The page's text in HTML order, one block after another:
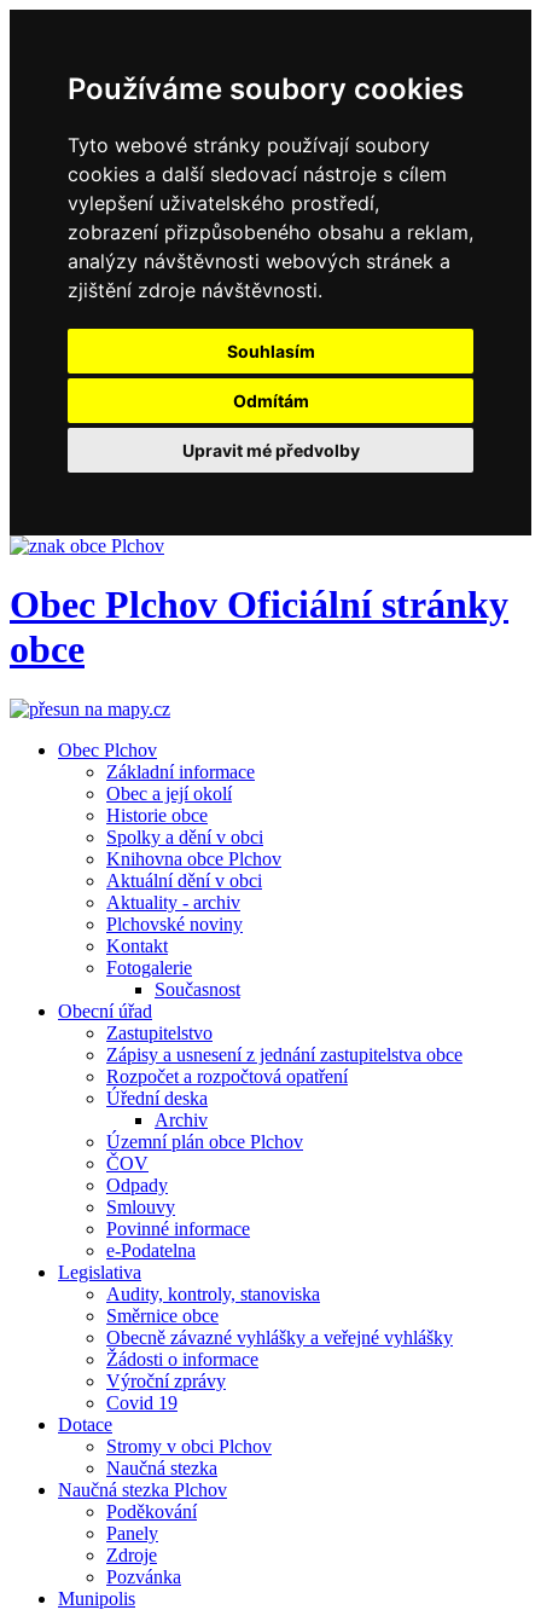
Používáme soubory cookies
Tyto webové stránky používají soubory
cookies a další sledovací nástroje s cílem
vylepšení uživatelského prostředí,
zobrazení přizpůsobeného obsahu a reklam,
analýzy návštěvnosti webových stránek a
zjištění zdroje návštěvnosti.
Souhlasím
Odmítám
Upravit mé předvolby
Obec Plchov Oficiální stránky
obce
Obec Plchov
Základní informace
Obec a její okolí
Historie obce
Spolky a dění v obci
Knihovna obce Plchov
Aktuální dění v obci
Aktuality - archiv
Plchovské noviny
Kontakt
Fotogalerie
Současnost
Obecní úřad
Zastupitelstvo
Zápisy a usnesení z jednání zastupitelstva obce
Rozpočet a rozpočtová opatření
Úřední deska
Archiv
Územní plán obce Plchov
ČOV
Odpady
Smlouvy
Povinné informace
e-Podatelna
Legislativa
Audity, kontroly, stanoviska
Směrnice obce
Obecně závazné vyhlášky a veřejné vyhlášky
Žádosti o informace
Výroční zprávy
Covid 19
Dotace
Stromy v obci Plchov
Naučná stezka
Naučná stezka Plchov
Poděkování
Panely
Zdroje
Pozvánka
Munipolis